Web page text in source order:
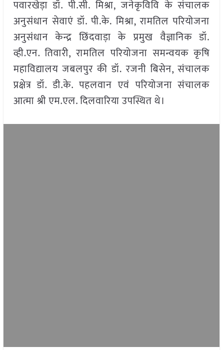
पवारखेड़ा डॉ. पी.सी. मिश्रा, जनेकृविवि के संचालक
अनुसंधान सेवाएं डॉ. पी.के. मिश्रा, रामतिल परियोजना
अनुसंधान केन्द्र छिंदवाड़ा के प्रमुख वैज्ञानिक डॉ.
व्ही.एन. तिवारी, रामतिल परियोजना समन्वयक कृषि
महाविद्यालय जबलपुर की डॉ. रजनी बिसेन, संचालक
प्रक्षेत्र डॉ. डी.के. पहलवान एवं परियोजना संचालक
आत्मा श्री एम.एल. दिलवारिया उपस्थित थे।